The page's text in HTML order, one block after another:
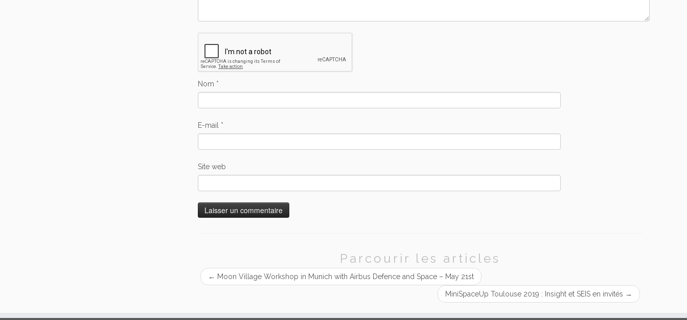
Nom *
E-mail *
Site web
Parcourir les articles
← Moon Village Workshop in Munich with Airbus Defence and Space – May 21st
MiniSpaceUp Toulouse 2019 : Insight et SEIS en invités →